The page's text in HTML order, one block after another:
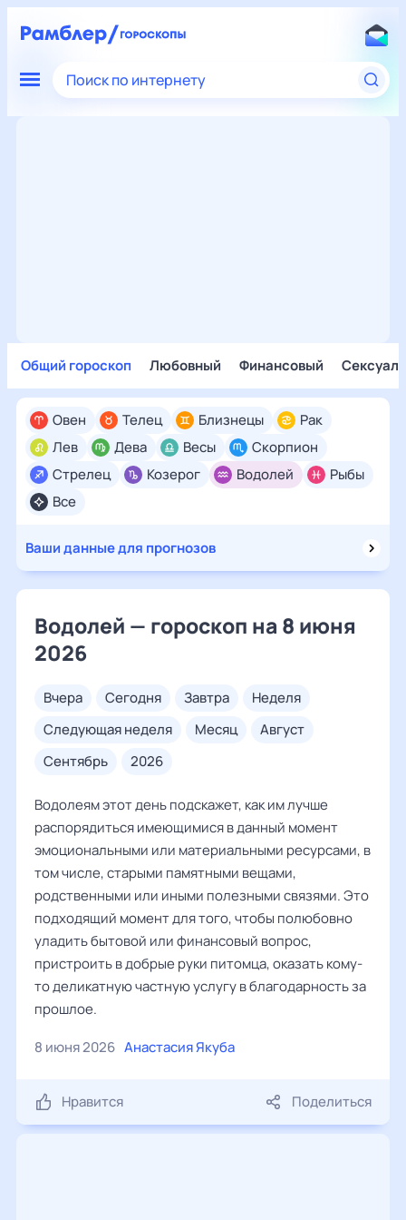
Поиск по интернету
Общий гороскоп Любовный Финансовый
Все
Овен Телец Близнецы
Рак
Лев
Дева Весы
Скорпион
Стрелец
Козерог Водолей Рыбы
Ваши данные для прогнозов
Водолей — гороскоп на 8 июня
2026
вчера сегодня завтра
неделя
следующая неделя
месяц
август
сентябрь
2026
Водолеям этот день подскажет, как им лучше
распорядиться имеющимися в данный момент
эмоциональными или материальными ресурсами, в
том числе, старыми памятными вещами,
родственными или иными полезными связями. Это
подходящий момент для того, чтобы полюбовно
уладить бытовой или финансовый вопрос,
пристроить в добрые руки питомца, оказать кому-
то деликатную частную услугу в благодарность за
прошлое.
8 июня 2026 Анастасия Якуба
Нравится Поделиться